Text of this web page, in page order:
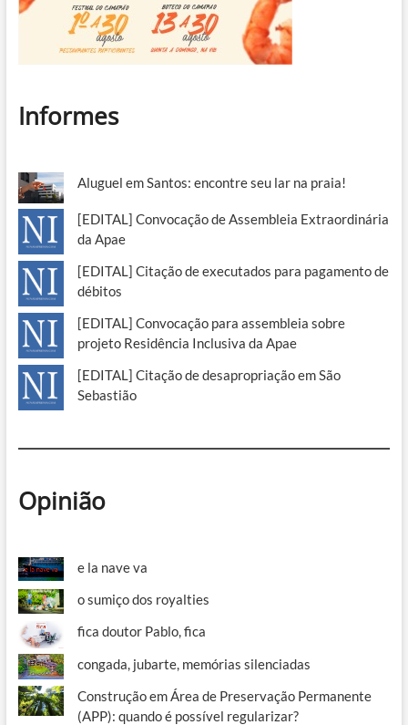
Informes
Aluguel em Santos: encontre seu lar na praia!
[EDITAL] Convocação de Assembleia Extraordinária
da Apae
[EDITAL] Citação de executados para pagamento de
débitos
[EDITAL] Convocação para assembleia sobre
projeto Residência Inclusiva da Apae
[EDITAL] Citação de desapropriação em São
Sebastião
Opinião
e la nave va
o sumiço dos royalties
fica doutor Pablo, fica
congada, jubarte, memórias silenciadas
Construção em Área de Preservação Permanente
(APP): quando é possível regularizar?